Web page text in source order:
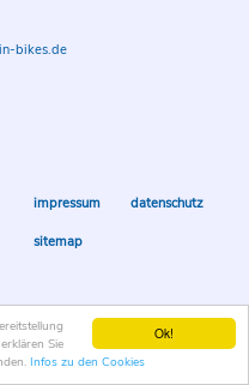
Ok!
Sie
Infos zu den Cookies
bikes.de
impressum datenschutz
sitemap